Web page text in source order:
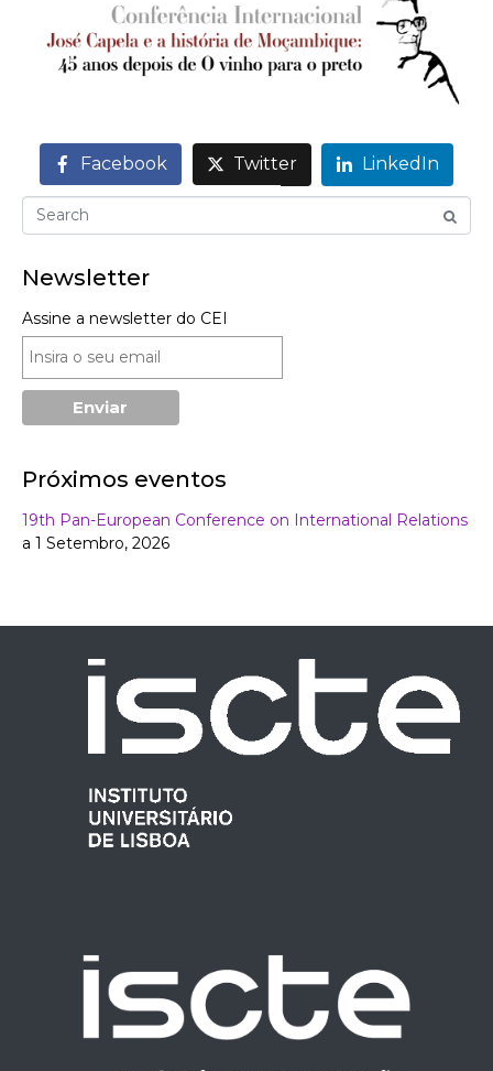
Facebook Twitter LinkedIn
Newsletter
Assine a newsletter do CEI
Próximos eventos
19th Pan-European Conference on International Relations
a 1 Setembro, 2026